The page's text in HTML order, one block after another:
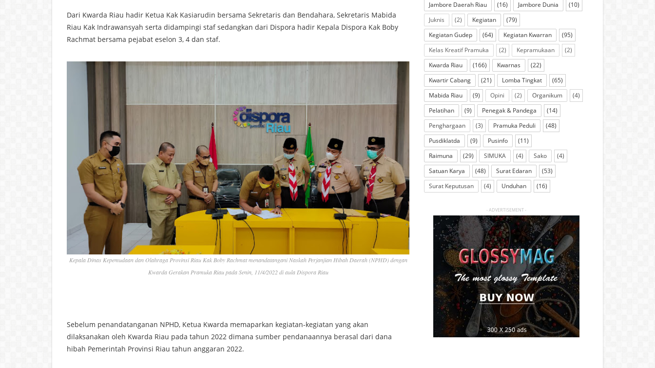
Dari Kwarda Riau hadir Ketua Kak Kasiarudin bersama Sekretaris dan Bendahara, Sekretaris Mabida
Riau Kak Indrawansyah serta didampingi staf sedangkan dari Dispora hadir Kepala Dispora Kak Boby
Rachmat bersama pejabat eselon 3, 4 dan staf.
Kepala Dinas Kepemudaan dan Olahraga Provinsi Riau Kak Boby Rachmat menandatangani Naskah Perjanjian Hibah Daerah (NPHD) dengan
Kwarda Gerakan Pramuka Riau pada Senin, 11/4/2022 di aula Dispora Riau
Sebelum penandatanganan NPHD, Ketua Kwarda memaparkan kegiatan-kegiatan yang akan
dilaksanakan oleh Kwarda Riau pada tahun 2022 dimana sumber pendanaannya berasal dari dana
hibah Pemerintah Provinsi Riau tahun anggaran 2022.
Jambore Daerah Riau
(16) Jambore Dunia
(10)
Juknis
(2) Kegiatan
(79)
Kegiatan Gudep
(64) Kegiatan Kwarran
(95)
Kelas Kreatif Pramuka
(2) Kepramukaan
(2)
Kwarda Riau
(166) Kwarnas
(22)
Kwartir Cabang
(21) Lomba Tingkat
(65)
Mabida Riau
(9) Opini (2) Organikum
(4)
Pelatihan
(9) Penegak & Pandega
(14)
Penghargaan
(3) Pramuka Peduli
(48)
Pusdiklatda
(9) Pusinfo
(11)
Raimuna
(29) SIMUKA (4) Sako
(4)
Satuan Karya
(48) Surat Edaran
(53)
Surat Keputusan
(4) Unduhan (16)
- ADVERTISEMENT -